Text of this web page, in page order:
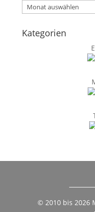
Archiv
Kategorien
© 2010 bis 2026